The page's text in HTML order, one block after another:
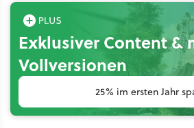
Exklusiver Content &
Vollversionen
25% im ersten Jahr